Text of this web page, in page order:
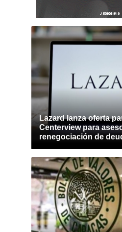
Lazard lanza oferta
Centerview para
renegociación de